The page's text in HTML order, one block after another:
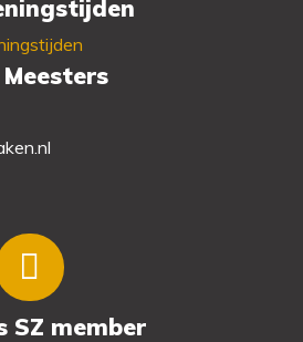
SZ member